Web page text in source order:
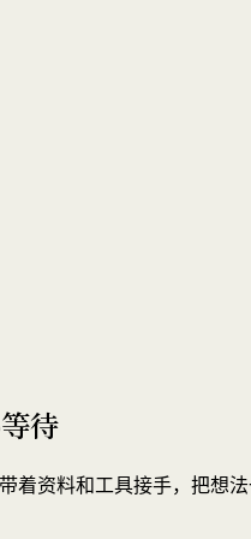
待
着资料和工具接手，把想法